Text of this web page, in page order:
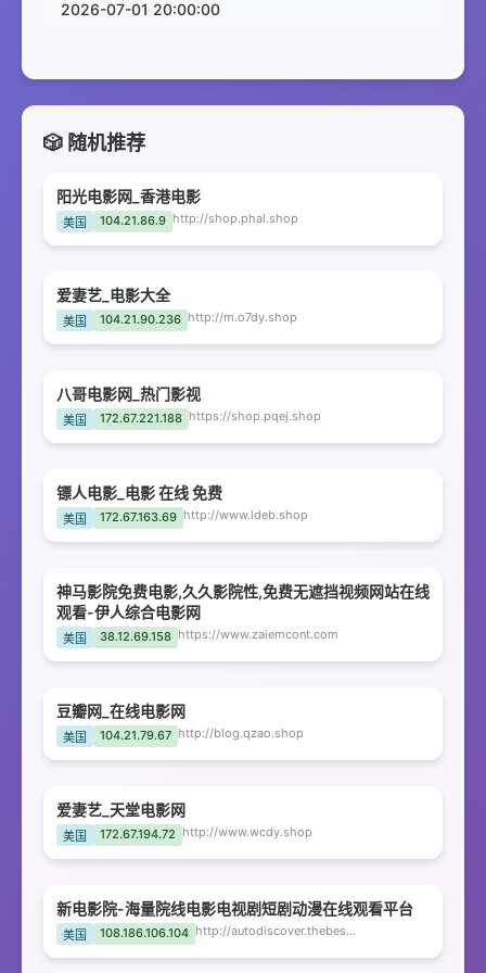
2026-07-01 20:00:00
🎲 随机推荐
阳光电影网_香港电影
美国 104.21.86.9 http://shop.phal.shop
爱妻艺_电影大全
美国 104.21.90.236 http://m.o7dy.shop
八哥电影网_热门影视
美国 172.67.221.188 https://shop.pqej.shop
镖人电影_电影 在线 免费
美国 172.67.163.69 http://www.ldeb.shop
神马影院免费电影,久久影院性,免费无遮挡视频网站在线
观看-伊人综合电影网
美国 38.12.69.158 https://www.zaiemcont.com
豆瓣网_在线电影网
美国 104.21.79.67 http://blog.qzao.shop
爱妻艺_天堂电影网
美国 172.67.194.72 http://www.wcdy.shop
新电影院-海量院线电影电视剧短剧动漫在线观看平台
美国 108.186.106.104 http://autodiscover.thebesthost.org